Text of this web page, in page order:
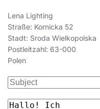
Lena Lighting
Straße: Kornicka 52
Stadt: Sroda Wielkopolska
Postleitzahl: 63-000
Polen